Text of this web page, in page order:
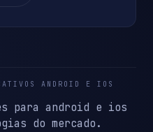
ANDROID E IOS
para android e ios
do mercado.